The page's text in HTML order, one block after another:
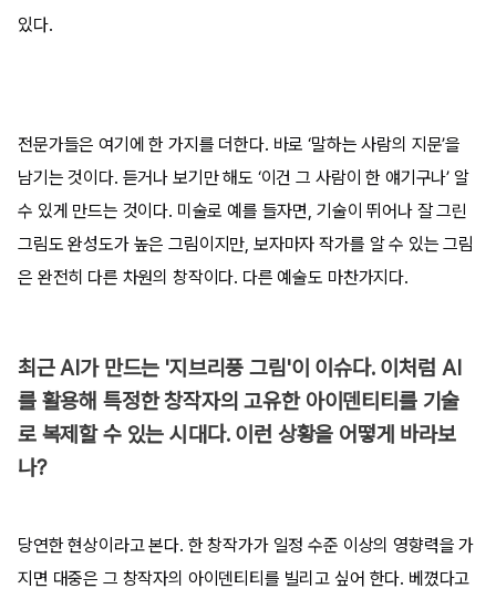
있다.
전문가들은 여기에 한 가지를 더한다. 바로 ‘말하는 사람의 지문’을
남기는 것이다. 듣거나 보기만 해도 ‘이건 그 사람이 한 얘기구나’ 알
수 있게 만드는 것이다. 미술로 예를 들자면, 기술이 뛰어나 잘 그린
그림도 완성도가 높은 그림이지만, 보자마자 작가를 알 수 있는 그림
은 완전히 다른 차원의 창작이다. 다른 예술도 마찬가지다.
최근 AI가 만드는 '지브리풍 그림'이 이슈다. 이처럼 AI
를 활용해 특정한 창작자의 고유한 아이덴티티를 기술
로 복제할 수 있는 시대다. 이런 상황을 어떻게 바라보
나?
당연한 현상이라고 본다. 한 창작가가 일정 수준 이상의 영향력을 가
지면 대중은 그 창작자의 아이덴티티를 빌리고 싶어 한다. 베꼈다고